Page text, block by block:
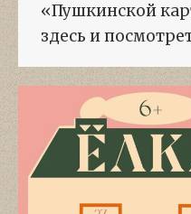
«Пушкинской
здесь и